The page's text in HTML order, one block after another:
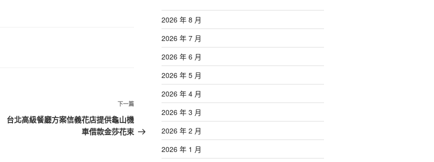
下
一
篇
下一篇
台北高級餐廳方案信義花店提供龜山機
車借款金莎花束
2026 年 8 月
2026 年 7 月
2026 年 6 月
2026 年 5 月
2026 年 4 月
2026 年 3 月
2026 年 2 月
2026 年 1 月